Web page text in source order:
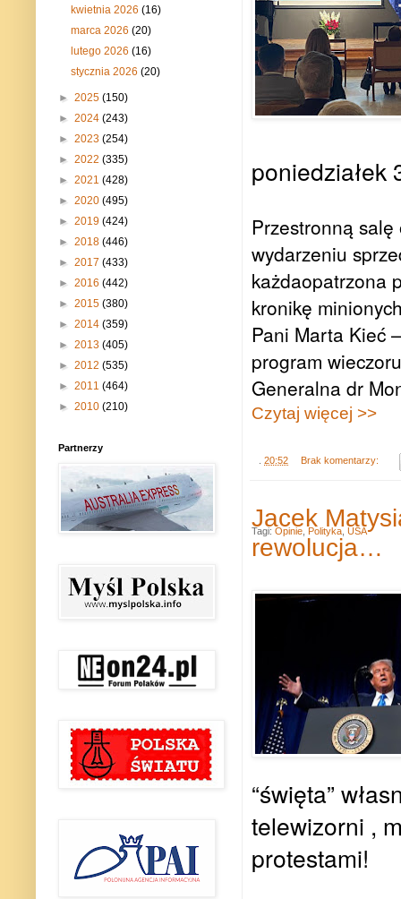
poniedziałek
Przestronną salę
wydarzeniu
każdaopatrzona
kronikę
Pani Marta Kieć
program
Generalna dr
Czytaj więcej >>
. 20:52 Brak komentarzy:
Jacek
rewolucja…
“święta”
telewizorni ,
protestami!
Tagi: Opinie Polityka USA
kwietnia 2026(16)
marca 2026(20)
lutego 2026(16)
stycznia 2026(20)
► 2025 (150)
► 2024 (243)
► 2023 (254)
► 2022 (335)
► 2021 (428)
► 2020 (495)
► 2019 (424)
► 2018 (446)
► 2017 (433)
► 2016 (442)
► 2015 (380)
► 2014 (359)
► 2013 (405)
► 2012 (535)
► 2011 (464)
► 2010 (210)
Partnerzy